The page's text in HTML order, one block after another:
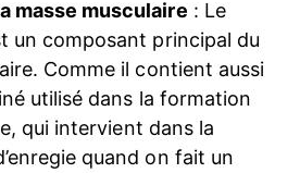
masse musculaire : Le
un composant principal du
Comme il contient aussi
utilisé dans la formation
qui intervient dans la
quand on fait un